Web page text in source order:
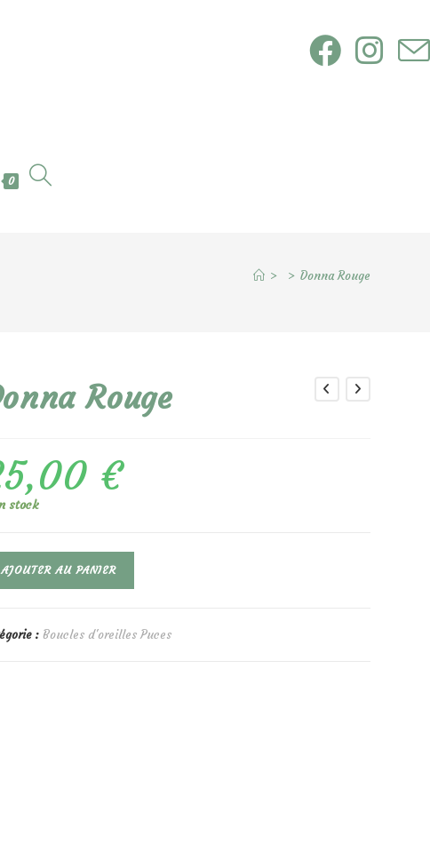
0
> > Donna Rouge
Rouge
€
stock
AJOUTER AU PANIER
: Boucles d'oreilles Puces